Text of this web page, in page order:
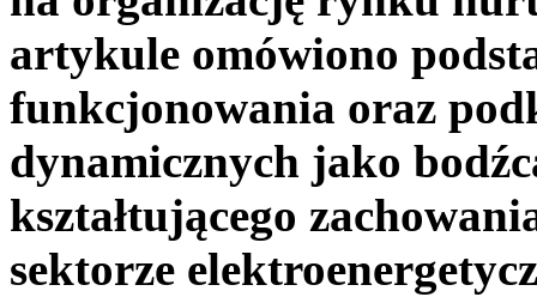
artykule omówiono
funkcjonowania oraz
dynamicznych jako
kształtującego
sektorze